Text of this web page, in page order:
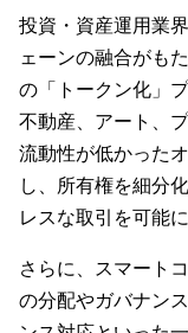
投資・資産運用業
ェーンの融合がも
の「トークン化」
不動産、アート、
流動性が低かった
し、所有権を細分
レスな取引を可能
さらに、スマート
の分配やガバナン